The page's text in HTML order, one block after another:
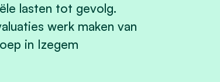
lasten tot gevolg.
werk maken van
in Izegem